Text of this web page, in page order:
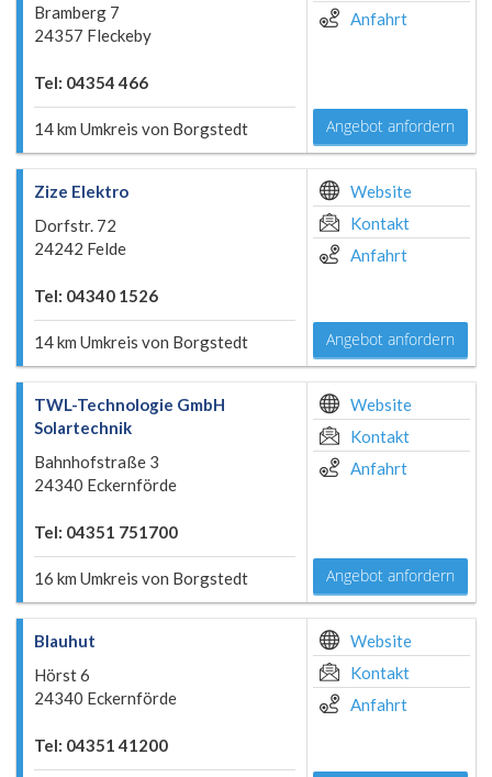
Bramberg 7
24357 Fleckeby
Tel: 04354 466
14 km Umkreis von Borgstedt
Anfahrt
Angebot anfordern
Zize Elektro
Dorfstr. 72
24242 Felde
Tel: 04340 1526
14 km Umkreis von Borgstedt
Website
Kontakt
Anfahrt
Angebot anfordern
TWL-Technologie GmbH
Solartechnik
Bahnhofstraße 3
24340 Eckernförde
Tel: 04351 751700
16 km Umkreis von Borgstedt
Website
Kontakt
Anfahrt
Angebot anfordern
Blauhut
Hörst 6
24340 Eckernförde
Tel: 04351 41200
Website
Kontakt
Anfahrt